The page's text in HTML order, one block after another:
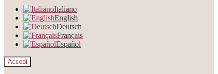
Italiano
English
Deutsch
Français
Español
Accedi